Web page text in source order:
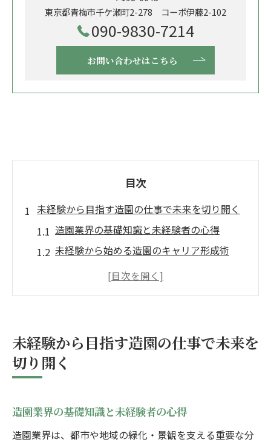
東京都青梅市千ケ瀬町2-278 コーポ伊藤2-102
090-9830-7214
お問い合わせはこちら
目次
未経験から目指す造園の仕事で未来を切り開く
造園業界の基礎知識と未経験者の心得
未経験から始める造園のキャリア形成術
造園スタッフが求められる資質と適性とは
正社員を目指す造園の求人選びのコツ
造園スタッフとして地域緑化に貢献する方法
造園の仕事が地域緑化にもたらす役割とは
造園業務で取り組む緑地管理の工夫と実例
公共施設の造園プロジェクトに関わる意義
未経験から目指す造園の仕事で未来を
切り開く
造園業界の基礎知識と未経験者の心得
造園業界は、都市や地域の緑化・景観を支える重要な分